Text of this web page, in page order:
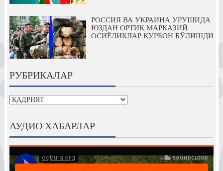
РОССИЯ ВА УКРАИНА УРУШИДА
ЮЗДАН ОРТИҚ МАРКАЗИЙ
ОСИЁЛИКЛАР ҚУРБОН БЎЛИШДИ
РУБРИКАЛАР
рубрикалар
АУДИО ХАБАРЛАР